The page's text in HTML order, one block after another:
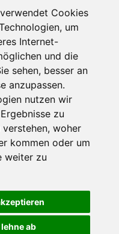
Cookies
um
Internet-
und die
sehen, besser an
anzupassen.
nutzen wir
zu
verstehen, woher
kommen oder um
weiter zu
ab
* Nachrodt-
* Unna *
*
wurde
aktualisiert.
Möglichkeit, sich